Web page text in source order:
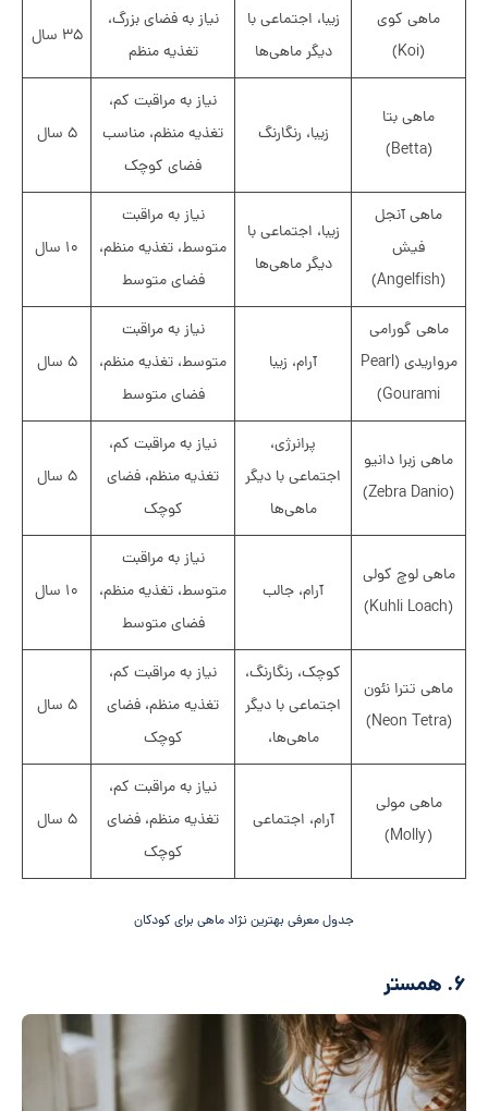
ماهی کوی
(Koi)
زیبا، اجتماعی با
دیگر ماهی‌ها
نیاز به فضای بزرگ،
تغذیه منظم
۳۵ سال
ماهی بتا
(Betta)
زیبا، رنگارنگ
نیاز به مراقبت کم،
تغذیه منظم، مناسب
فضای کوچک
۵ سال
ماهی آنجل
فیش
(Angelfish)
زیبا، اجتماعی با
دیگر ماهی‌ها
نیاز به مراقبت
متوسط، تغذیه منظم،
فضای متوسط
۱۰ سال
ماهی گورامی
مرواریدی (Pearl
Gourami)
آرام، زیبا
نیاز به مراقبت
متوسط، تغذیه منظم،
فضای متوسط
۵ سال
ماهی زبرا دانیو
(Zebra Danio)
پرانرژی،
اجتماعی با دیگر
ماهی‌ها
نیاز به مراقبت کم،
تغذیه منظم، فضای
کوچک
۵ سال
ماهی لوچ کولی
(Kuhli Loach)
آرام، جالب
نیاز به مراقبت
متوسط، تغذیه منظم،
فضای متوسط
۱۰ سال
ماهی تترا نئون
(Neon Tetra)
کوچک، رنگارنگ،
اجتماعی با دیگر
ماهی‌ها،
نیاز به مراقبت کم،
تغذیه منظم، فضای
کوچک
۵ سال
ماهی مولی
(Molly)
آرام، اجتماعی
نیاز به مراقبت کم،
تغذیه منظم، فضای
کوچک
۵ سال
جدول معرفی بهترین نژاد ماهی برای کودکان
۶. همستر